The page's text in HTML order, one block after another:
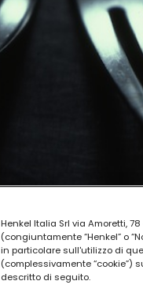
TEMPO DI PREPARAZIONE
1 ora e 30
Henkel Italia Srl via Amoretti,
(congiuntamente “Henkel” o
in particolare sull'utilizzo di
(complessivamente “cookie”)
descritto di seguito.